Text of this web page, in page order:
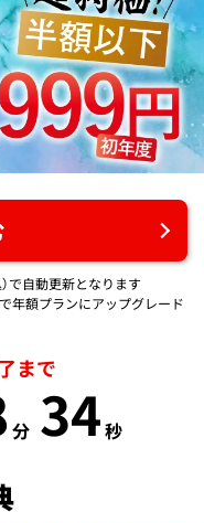
で自動更新となります
年額プランにアップグレード
まで
分 33秒